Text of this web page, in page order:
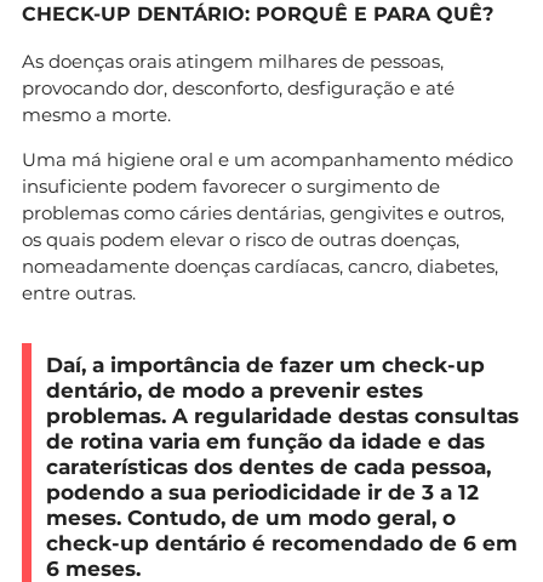
CHECK-UP DENTÁRIO: PORQUÊ E PARA QUÊ?
As doenças orais atingem milhares de pessoas,
provocando dor, desconforto, desfiguração e até
mesmo a morte.
Uma má higiene oral e um acompanhamento médico
insuficiente podem favorecer o surgimento de
problemas como cáries dentárias, gengivites e outros,
os quais podem elevar o risco de outras doenças,
nomeadamente doenças cardíacas, cancro, diabetes,
entre outras.
Daí, a importância de fazer um check-up
dentário, de modo a prevenir estes
problemas. A regularidade destas consultas
de rotina varia em função da idade e das
caraterísticas dos dentes de cada pessoa,
podendo a sua periodicidade ir de 3 a 12
meses. Contudo, de um modo geral, o
check-up dentário é recomendado de 6 em
6 meses.